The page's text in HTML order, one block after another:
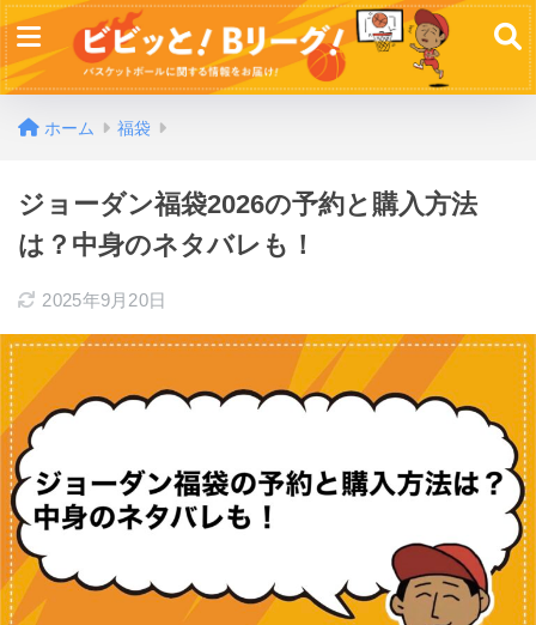
ホーム 福袋
ジョーダン福袋2026の予約と購入方法
は？中身のネタバレも！
2025年9月20日